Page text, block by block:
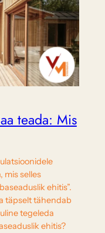
teada: Mis
mis selles
ehitis”.
täpselt tähendab
tegeleda
ehitis?